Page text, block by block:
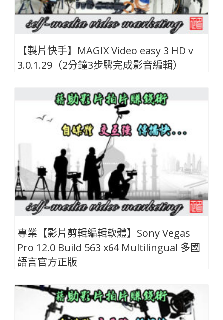
【製片快手】MAGIX Video easy 3 HD v
3.0.1.29（2分鐘3步驟完成影音編輯）
專業【影片剪輯編輯軟體】Sony Vegas
Pro 12.0 Build 563 x64 Multilingual 多國
語言官方正版